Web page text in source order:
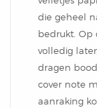
die geheel
bedrukt. Op
volledig
dragen
cover note
aanraking